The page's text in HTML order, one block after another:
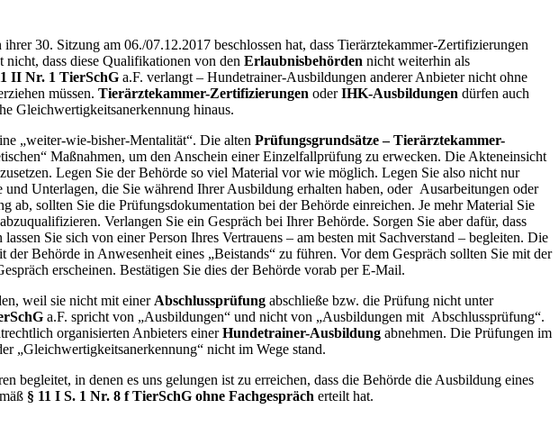
30. Sitzung am 06./07.12.2017 beschlossen hat, dass Tierärztekammer-Zertifizierungen
dass diese Qualifikationen von den Erlaubnisbehörden nicht weiterhin als
II Nr. 1 TierSchG a.F. verlangt – Hundetrainer-Ausbildungen anderer Anbieter nicht ohne
müssen. Tierärztekammer-Zertifizierungen oderIHK-Ausbildungen dürfen auch
Gleichwertigkeitsanerkennung hinaus.
„weiter-wie-bisher-Mentalität“. Die alten Prüfungsgrundsätze – Tierärztekammer-
Maßnahmen, um den Anschein einer Einzelfallprüfung zu erwecken. Die Akteneinsicht
Legen Sie der Behörde so viel Material vor wie möglich. Legen Sie also nicht nur
Unterlagen, die Sie während Ihrer Ausbildung erhalten haben, oder Ausarbeitungen oder
sollten Sie die Prüfungsdokumentation bei der Behörde einreichen. Je mehr Material Sie
Verlangen Sie ein Gespräch bei Ihrer Behörde. Sorgen Sie aber dafür, dass
Sie sich von einer Person Ihres Vertrauens – am besten mit Sachverstand – begleiten. Die
Behörde in Anwesenheit eines „Beistands“ zu führen. Vor dem Gespräch sollten Sie mit der
erscheinen. Bestätigen Sie dies der Behörde vorab per E-Mail.
weil sie nicht mit einer Abschlussprüfung abschließe bzw. die Prüfung nicht unter
a.F. spricht von „Ausbildungen“ und nicht von „Ausbildungen mit Abschlussprüfung“.
organisierten Anbieters einerHundetrainer-Ausbildung abnehmen. Die Prüfungen im
„Gleichwertigkeitsanerkennung“ nicht im Wege stand.
in denen es uns gelungen ist zu erreichen, dass die Behörde die Ausbildung eines
§ 11 I S. 1 Nr. 8 f TierSchG ohne Fachgespräch erteilt hat.